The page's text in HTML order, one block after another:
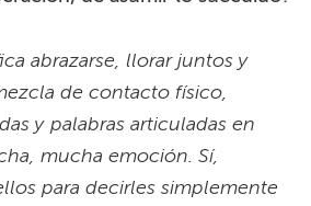
dura que es esta época que
en aumento en Níger, muchas